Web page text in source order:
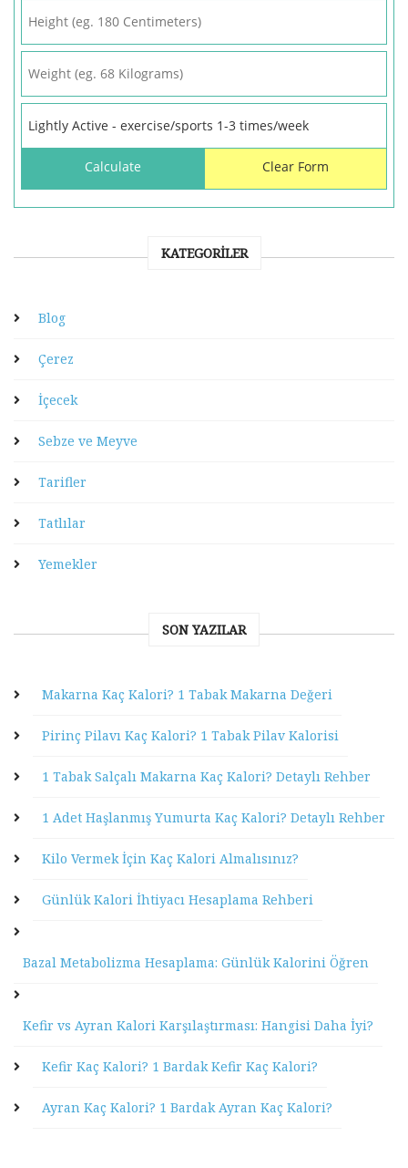
KATEGORILER
Blog
Çerez
İçecek
Sebze ve Meyve
Tarifler
Tatlılar
Yemekler
SON YAZILAR
Makarna Kaç Kalori? 1 Tabak Makarna Değeri
Pirinç Pilavı Kaç Kalori? 1 Tabak Pilav Kalorisi
1 Tabak Salçalı Makarna Kaç Kalori? Detaylı Rehber
1 Adet Haşlanmış Yumurta Kaç Kalori? Detaylı Rehber
Kilo Vermek İçin Kaç Kalori Almalısınız?
Günlük Kalori İhtiyacı Hesaplama Rehberi
Bazal Metabolizma Hesaplama: Günlük Kalorini Öğren
Kefir vs Ayran Kalori Karşılaştırması: Hangisi Daha İyi?
Kefir Kaç Kalori? 1 Bardak Kefir Kaç Kalori?
Ayran Kaç Kalori? 1 Bardak Ayran Kaç Kalori?